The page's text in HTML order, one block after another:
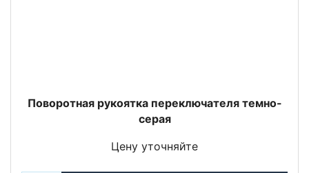
Поворотная рукоятка переключателя темно-
серая
Цену уточняйте